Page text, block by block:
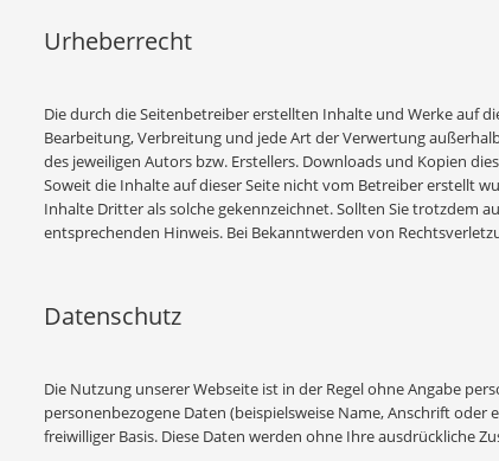
Urheberrecht
Die durch die Seitenbetreiber erstellten Inhalte und Werke auf
Bearbeitung, Verbreitung und jede Art der Verwertung
des jeweiligen Autors bzw. Erstellers. Downloads und Kopien
Soweit die Inhalte auf dieser Seite nicht vom Betreiber erstellt
Inhalte Dritter als solche gekennzeichnet. Sollten Sie trotzdem
entsprechenden Hinweis. Bei Bekanntwerden von
Datenschutz
Die Nutzung unserer Webseite ist in der Regel ohne Angabe
personenbezogene Daten (beispielsweise Name, Anschrift
freiwilliger Basis. Diese Daten werden ohne Ihre ausdrückliche